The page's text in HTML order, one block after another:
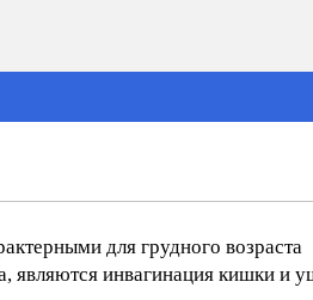
для грудного возраста
являются инвагинация кишки и